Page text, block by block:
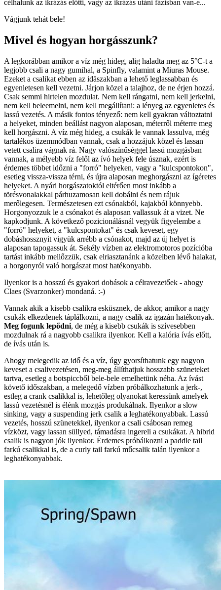
célhalunk az ikrázás előtti, vagy az ikrázás utáni fázisban van-e...
Vágjunk tehát bele!
Mivel és hogyan horgásszunk?
A legkorábban amikor a víz még hideg, alig haladta meg az 5°C-t a
legjobb csali a nagy gumihal, a Spinfly, valamint a Miuras Mouse.
Ezeket a csalikat ebben az idăszakban a lehető leglassabban és
egyenletesen kell vezetni. Járjon közel a talajhoz, de ne érjen hozzá.
Csak semmi hirtelen mozdulat. Nem kell rángatni, nem kell jerkelni,
nem kell beleemelni, nem kell megállítani: a lényeg az egyenletes és
lassú vezetés. A másik fontos tényező: nem kell gyakran változtatni
a helyeket, minden beállást nagyon alaposan, méterről méterre meg
kell horgászni. A víz még hideg, a csukák le vannak lassulva, még
tartalékos üzemmódban vannak, csak a hozzájuk közel és lassan
vetett csalira vágnak rá. Nagy valószínűséggel lassú mozgásban
vannak, a mélyebb víz felől az ívó helyek fele úsznak, ezért is
érdemes többet időzni a "forró" helyeken, vagy a "kulcspontokon",
esetleg vissza-vissza térni, és újra alaposan meghorgászni az ígéretes
helyeket. A nyári horgászatoktól eltérően most inkább a
törésvonalakkal párhuzamosan kell dobálni és nem rájuk
merőlegesen. Természetesen ezt csónakból, kajakból könnyebb.
Horgonyozzuk le a csónakot és alaposan vallassuk át a vizet. Ne
kapkodjunk. A következő pozicionálásnál vegyük figyelembe a
"forró" helyeket, a "kulcspontokat" és csak keveset, egy
dobáshossznyit vigyük arrébb a csónakot, majd az új helyet is
alaposan tapogassuk át. Sekély vízben az elektromotoros pozícióba
tartást inkább mellőzzük, csak elriasztanánk a közelben lévő halakat,
a horgonyról való horgászat most hatékonyabb.
Ilyenkor is a hosszú és gyakori dobások a célravezetőek - ahogy
Claes (Svarzonker) mondaná. :-)
Vannak akik a kisebb csalikra esküsznek, de akkor, amikor a nagy
csukák elkezdenek táplálkozni, a nagy csalik az igazán hatékonyak.
Meg fogunk lepődni, de még a kisebb csukák is szívesebben
mozdulnak rá a nagyobb csalikra ilyenkor. Kell a kalória ívás előtt,
de ívás után is.
Ahogy melegedik az idő és a víz, úgy gyorsíthatunk egy nagyon
keveset a csalivezetésen, meg-meg állíthatjuk hosszabb szüneteket
tartva, esetleg a botspiccből bele-bele emelhetünk néha. Az ívást
követő időszakban, a melegedő vízben próbálkozhatunk a jerk-,
estleg a crank csalikkal is, lehetőleg olyanokat keressünk amelyek
lassú vezetésnél is élénk mozgás produkálnak. Ilyenkor a slow
sinking, vagy a suspending jerk csalik a leghatékonyabbak. Lassú
vezetés, hosszú szünetekkel, ilyenkor a csali csábosan remeg
vízközt, vagy lassan süllyed, támadásra ingereli a csukákat. A hibrid
csalik is nagyon jók ilyenkor. Érdemes próbálkozni a paddle tail
farkú csalikkal is, de a curly tail farkú műcsalik talán ilyenkor a
leghatékonyabbak.